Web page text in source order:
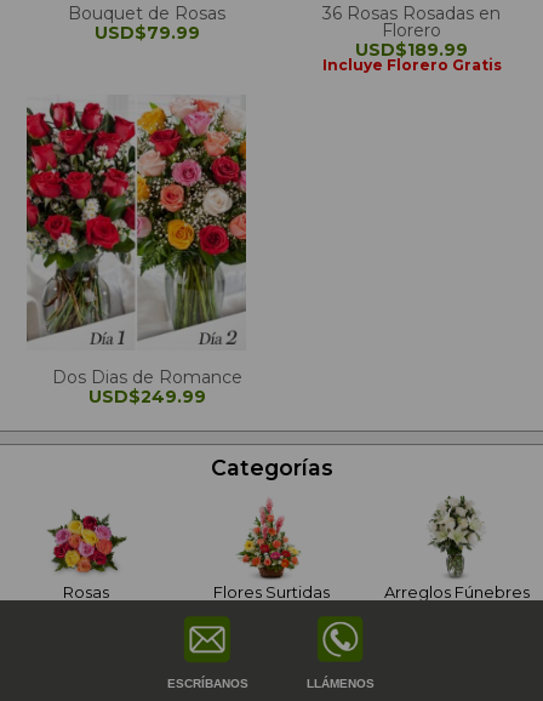
Bouquet de Rosas
USD$79.99
36 Rosas Rosadas en
Florero
USD$189.99
Incluye Florero Gratis
Dos Dias de Romance
USD$249.99
Categorías
Rosas Flores Surtidas Arreglos Fúnebres
ESCRÍBANOS LLÁMENOS